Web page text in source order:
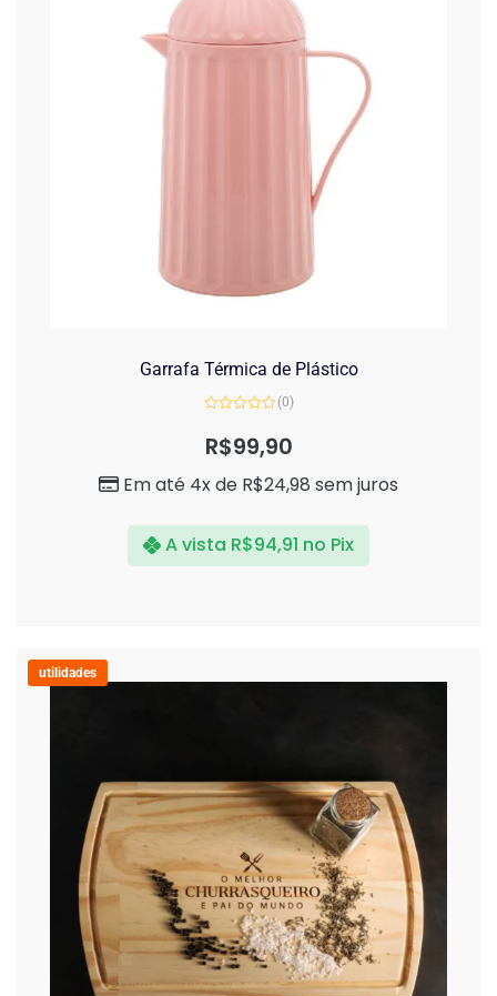
Garrafa Térmica de Plástico
de
(0)
R$99,90
Em até 4x de R$24,98 sem juros
A vista R$94,91 no Pix
utilidades